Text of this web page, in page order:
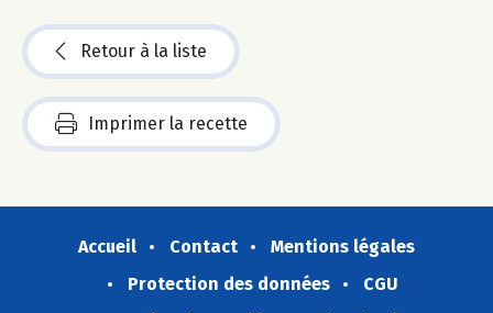
Retour à la liste
Imprimer la recette
Accueil Contact
Mentions légales
Protection des données
CGU